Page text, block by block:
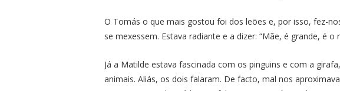
O Tomás o que mais gostou foi dos leões e, por isso, fez-
se mexessem. Estava radiante e a dizer: “Mãe, é grande, é o
Já a Matilde estava fascinada com os pinguins e com a
animais. Aliás, os dois falaram. De facto, mal nos